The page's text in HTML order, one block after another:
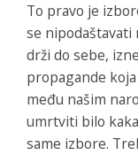
To pravo je
se nipodaštavati
drži do sebe,
propagande
među našim
umrtviti bilo
same izbore.